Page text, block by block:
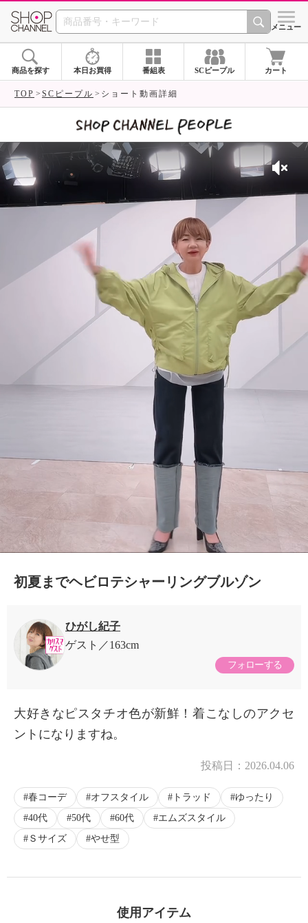
SHOP CHANNEL シメニュー
商品を探す 本日お買得 番組表 SCピープル カート
TOP SCピープル ショート動画詳細
初夏までヘビロテシャーリングブルゾン
ひがし紀子
ゲスト
163cm
フォローする
大好きなピスタチオ色が新鮮！着こなしのアクセ
ントになりますね。
投稿日： 2026.04.06
春コーデ オフスタイル トラッド
ゆったり
40代
50代 60代
エムズスタイル
Ｓサイズ
やせ型
使用アイテム